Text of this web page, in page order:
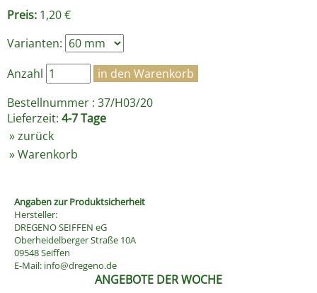
Preis: 1,20 €
Varianten:
Anzahl
Bestellnummer : 37/H03/20
Lieferzeit: 4-7 Tage
»zurück
»Warenkorb
Angaben zur Produktsicherheit
Hersteller:
DREGENO SEIFFEN eG
Oberheidelberger Straße 10A
09548 Seiffen
E-Mail: info@dregeno.de
ANGEBOTE DER WOCHE